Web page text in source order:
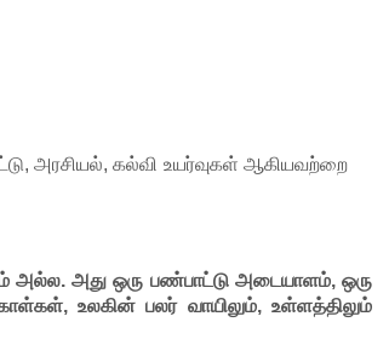
அரசியல், கல்வி உயர்வுகள் ஆகியவற்றை
அல்ல. அது ஒரு பண்பாட்டு அடையாளம், ஒரு
உலகின் பலர் வாயிலும், உள்ளத்திலும்